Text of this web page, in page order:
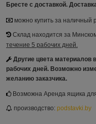
Бресте с доставкой. Д
можно купить за наличный
Склад находится за
течение 5 рабочих дней.
Другие цвета материалов
рабочих дней. Возможно
желанию заказчика.
Возможна Аренда ящика
производство: podstavki.by